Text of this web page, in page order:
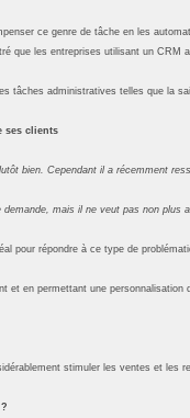
ce genre de tâche en les
que les entreprises utilisant un CRM
tâches administratives telles que la
ses clients
bien. Cependant il a récemment
mais il ne veut pas non
pour répondre à ce type de
et en permettant une
stimuler les ventes et les